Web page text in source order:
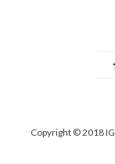
Copyright © 2018